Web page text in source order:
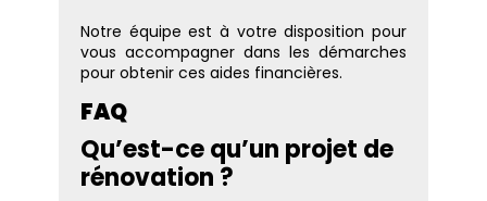
Notre équipe est à votre disposition pour
vous accompagner dans les démarches
pour obtenir ces aides financières.
FAQ
Qu’est-ce qu’un projet de
rénovation ?